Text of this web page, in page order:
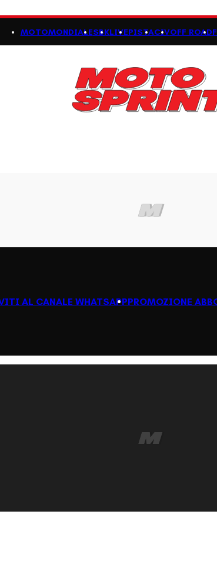
MOTOMONDIALESBKLIVEPISTACIVOFF ROAD
AL CANALE WHATSAPPPROMOZIONE